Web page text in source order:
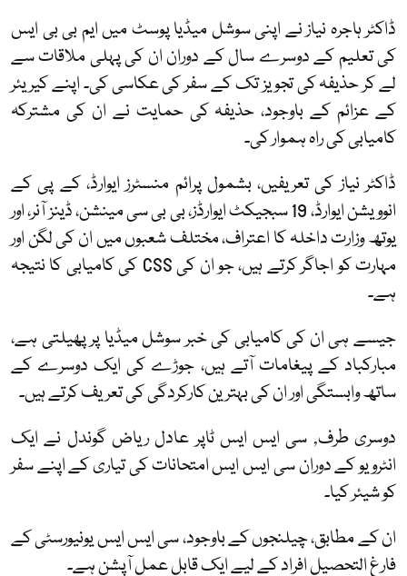
ڈاکٹر ہاجرہ نیاز نے اپنی سوشل میڈیا پوسٹ میں ایم بی بی ایس
کی تعلیم کے دوسرے سال کے دوران ان کی پہلی ملاقات سے
لے کر حذیفہ کی تجویز تک کے سفر کی عکاسی کی۔ اپنے کیریئر
کے عزائم کے باوجود، حذیفہ کی حمایت نے ان کی مشترکہ
کامیابی کی راہ ہموار کی۔
ڈاکٹر نیاز کی تعریفیں، بشمول پرائم منسٹرز ایوارڈ، کے پی کے
انوویشن ایوارڈ، 19 سبجیکٹ ایوارڈز، بی بی سی مینشن، ڈینز آنر، اور
یوتھ وزارت داخلہ کا اعتراف، مختلف شعبوں میں ان کی لگن اور
مہارت کو اجاگر کرتے ہیں، جو ان کی CSS کی کامیابی کا نتیجہ
ہے۔
جیسے ہی ان کی کامیابی کی خبر سوشل میڈیا پر پھیلتی ہے،
مبارکباد کے پیغامات آتے ہیں، جوڑے کی ایک دوسرے کے
ساتھ وابستگی اور ان کی بہترین کارکردگی کی تعریف کرتے ہیں۔
دوسری طرف, سی ایس ایس ٹاپر عادل ریاض گوندل نے ایک
انٹرویو کے دوران سی ایس ایس امتحانات کی تیاری کے اپنے سفر
کو شیئر کیا۔
ان کے مطابق، چیلنجوں کے باوجود، سی ایس ایس یونیورسٹی کے
فارغ التحصیل افراد کے لیے ایک قابل عمل آپشن ہے۔